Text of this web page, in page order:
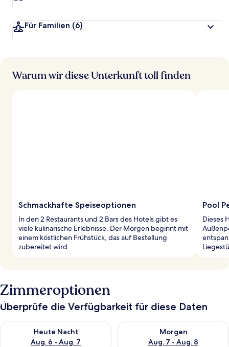
Für Familien (6)
Warum wir diese Unterkunft toll finden
Schmackhafte Speiseoptionen
In den 2 Restaurants und 2 Bars des Hotels gibt es
viele kulinarische Erlebnisse. Der Morgen beginnt mit
einem köstlichen Frühstück, das auf Bestellung
zubereitet wird.
Pool
Dieses
Zimmeroptionen
Überprüfe die Verfügbarkeit für diese Daten
Heute Nacht
Aug. 6 - Aug. 7
Überprüfe die Verfügbarkeit für heute Nacht, Aug. 6 - Aug. 7.
Morgen
Aug. 7 - Aug. 8
Überprüfe die Verfügbarkeit